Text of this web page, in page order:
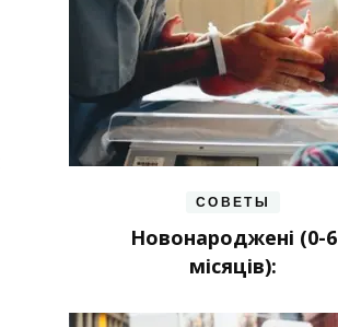
СОВЕТЫ
Новонароджені (0-6
місяців):